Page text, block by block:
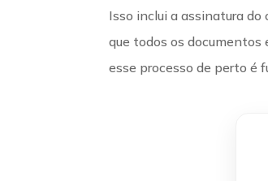
Isso inclui a assinatura
que todos os documentos
esse processo de perto é